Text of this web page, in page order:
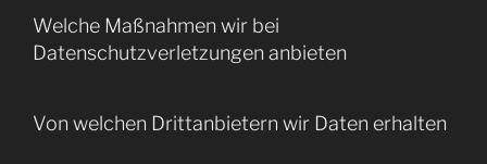
Welche Maßnahmen wir bei
Datenschutzverletzungen anbieten
Von welchen Drittanbietern wir Daten erhalten